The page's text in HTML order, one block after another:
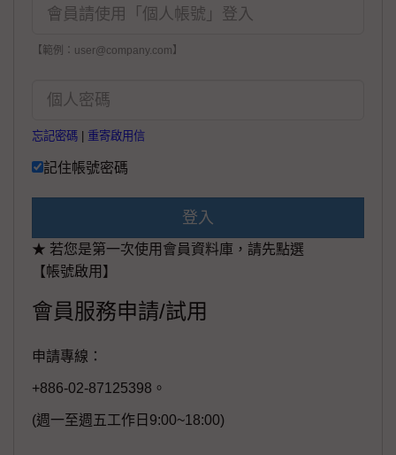
【範例：user@company.com】
忘記密碼 重寄啟用信
記住帳號密碼
登入
★ 若您是第一次使用會員資料庫，請先點選
【帳號啟用】
會員服務申請/試用
申請專線：
+886-02-87125398。
(週一至週五工作日9:00~18:00)